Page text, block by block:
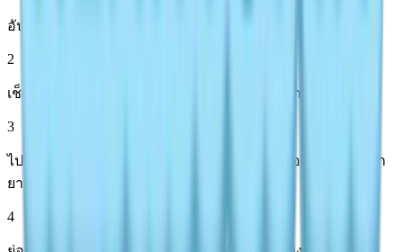
อัปเกรดสวิง: ใช้สวิงจับแมลง Lv2 ขึ้นไป (ห้องวิจัยหรือร้านค้า)
2
เช็คสภาพอากาศ: แจ่มใส/ฝนตก (ดูพยากรณ์อากาศ)
3
ไปยังจุดเกิด: ป่า/ทะเลสาบ—จับแมลงธรรมดาก่อนเพื่อให้ตัวหา
ยากสุ่มเกิด
4